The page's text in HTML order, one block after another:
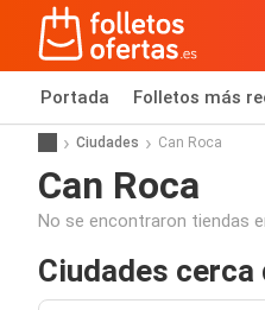
Portada Folletos más
Ciudades Can Roca
Can Roca
No se encontraron tiendas
Ciudades cerca